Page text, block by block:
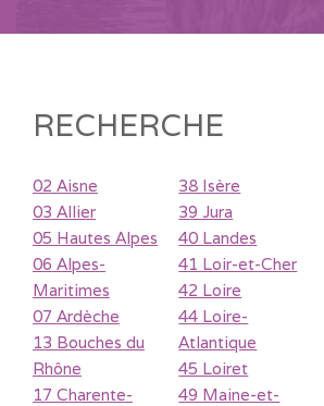
RECHERCHE
02 Aisne
03 Allier
05 Hautes Alpes
06 Alpes-
Maritimes
07 Ardèche
13 Bouches du
Rhône
17 Charente-
38 Isère
39 Jura
40 Landes
41 Loir-et-Cher
42 Loire
44 Loire-
Atlantique
45 Loiret
49 Maine-et-